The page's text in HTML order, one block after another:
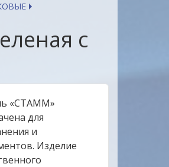
с
«СТАММ»
для
и
Изделие